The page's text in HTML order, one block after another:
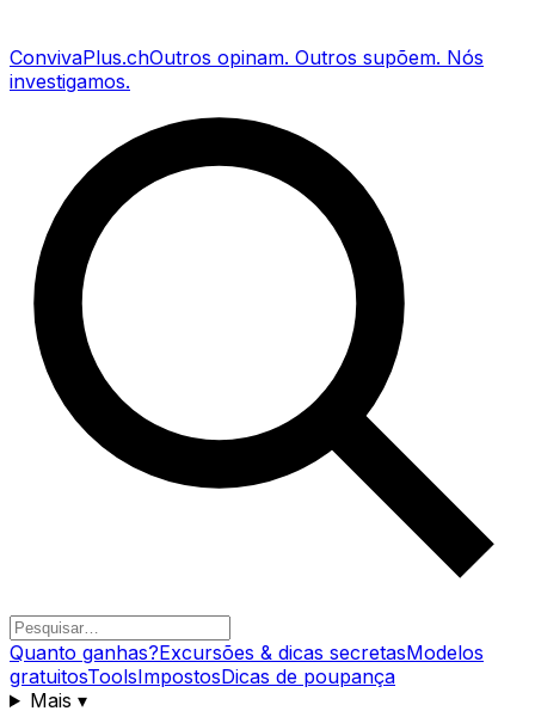
ConvivaPlus.chOutros opinam. Outros supõem. Nós
investigamos.
Quanto ganhas?Excursões & dicas secretasModelos
gratuitosToolsImpostosDicas de poupança
Mais ▾